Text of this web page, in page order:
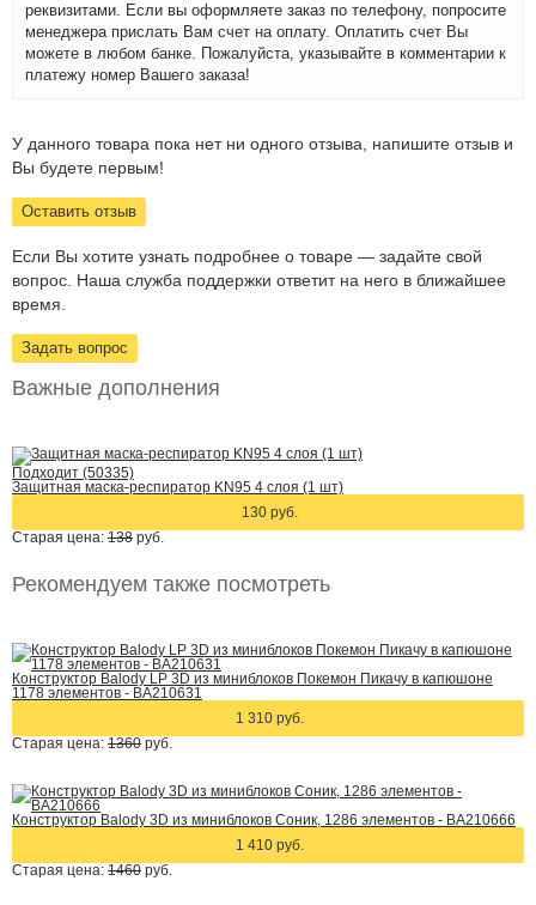
реквизитами. Если вы оформляете заказ по телефону, попросите
менеджера прислать Вам счет на оплату. Оплатить счет Вы
можете в любом банке. Пожалуйста, указывайте в комментарии к
платежу номер Вашего заказа!
У данного товара пока нет ни одного отзыва, напишите отзыв и
Вы будете первым!
Оставить отзыв
Если Вы хотите узнать подробнее о товаре — задайте свой
вопрос. Наша служба поддержки ответит на него в ближайшее
время.
Задать вопрос
Важные дополнения
Подходит (50335)
Защитная маска-респиратор KN95 4 слоя (1 шт)
130 руб.
Старая цена: 138 руб.
Рекомендуем также посмотреть
Конструктор Balody LP 3D из миниблоков Покемон Пикачу в капюшоне
1178 элементов - BA210631
1 310 руб.
Старая цена: 1360 руб.
Конструктор Balody 3D из миниблоков Соник, 1286 элементов - BA210666
1 410 руб.
Старая цена: 1460 руб.